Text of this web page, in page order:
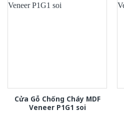
Cửa Gỗ Chống Cháy MDF
Veneer P1G1 soi